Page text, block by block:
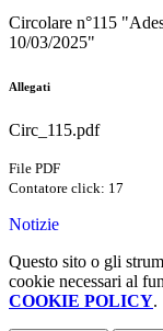
Circolare n°115
10/03/2025"
Allegati
Circ_115.pdf
File PDF
Contatore click: 17
Notizie
Questo sito o gli
cookie necessari al
COOKIE POLICY.